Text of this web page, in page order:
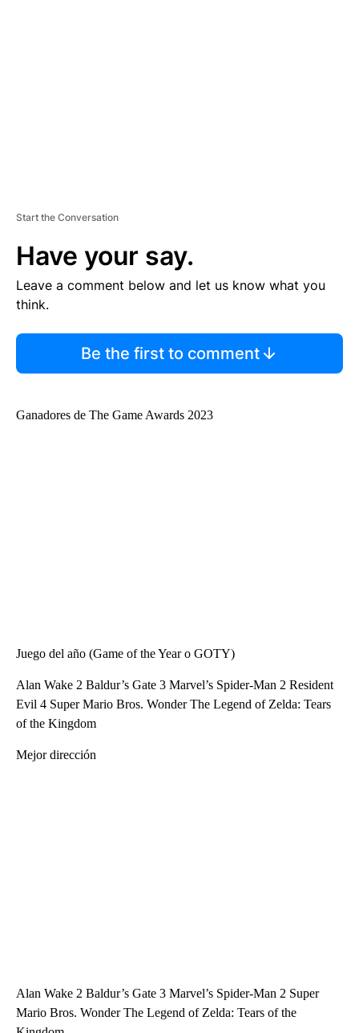
Start the Conversation
Have your say.
Leave a comment below and let us know what you
think.
Be the first to comment
Ganadores de The Game Awards 2023
Juego del año (Game of the Year o GOTY)
Alan Wake 2 Baldur’s Gate 3 Marvel’s Spider-Man 2 Resident
Evil 4 Super Mario Bros. Wonder The Legend of Zelda: Tears
of the Kingdom
Mejor dirección
Alan Wake 2 Baldur’s Gate 3 Marvel’s Spider-Man 2 Super
Mario Bros. Wonder The Legend of Zelda: Tears of the